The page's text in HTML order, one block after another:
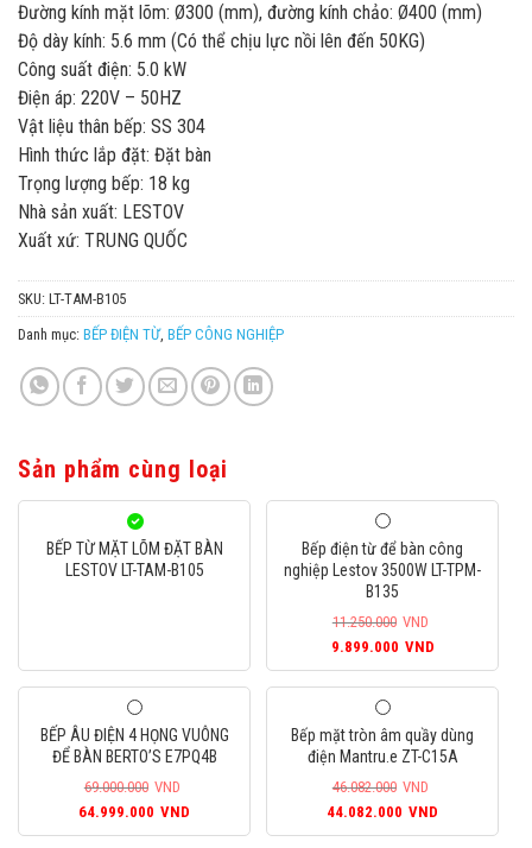
Đường kính mặt lõm: Ø300 (mm), đường kính chảo: Ø400 (mm)
Độ dày kính: 5.6 mm (Có thể chịu lực nồi lên đến 50KG)
Công suất điện: 5.0 kW
Điện áp: 220V – 50HZ
Vật liệu thân bếp: SS 304
Hình thức lắp đặt: Đặt bàn
Trọng lượng bếp: 18 kg
Nhà sản xuất: LESTOV
Xuất xứ: TRUNG QUỐC
SKU: LT-TAM-B105
Danh mục: BẾP ĐIỆN TỪ, BẾP CÔNG NGHIỆP
Sản phẩm cùng loại
BẾP TỪ MẶT LÕM ĐẶT BÀN
LESTOV LT-TAM-B105
Bếp điện từ để bàn công
nghiệp Lestov 3500W LT-TPM-
B135
11.250.000 VND
Giá
gốc
là:
11.250.000VND.
9.899.000 VND
hiện
tại
BẾP ÂU ĐIỆN 4 HỌNG VUÔNG
ĐỂ BÀN BERTO’S E7PQ4B
69.000.000 VND
Giá
gốc
64.999.000 VND
hiện
Bếp mặt tròn âm quầy dùng
điện Mantru.e ZT-C15A
46.082.000 VND
Giá
gốc
44.082.000 VND
hiện